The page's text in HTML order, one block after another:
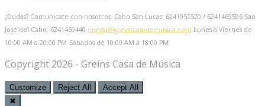
¿Dudas? Comunicate con nosotros: Cabo San Lucas: 6241051520 / 6241469596 San
José del Cabo: 6241469440 tienda@greinscasademusica.com Lunes a Viernes de
10:00 AM a 20:00 PM Sábados de 10:00 AM a 18:00 PM
Copyright 2026 - Greins Casa de Música
Customize Reject All
Accept All
✖